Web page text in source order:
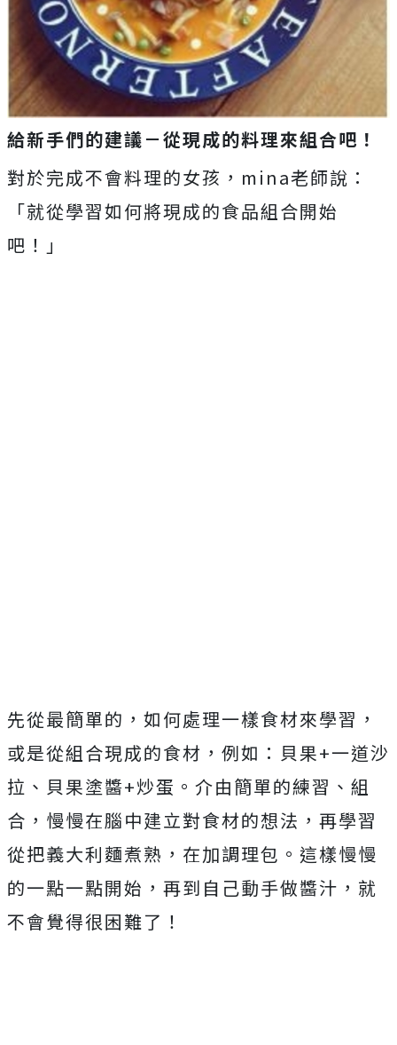
給新手們的建議－從現成的料理來組合吧！
對於完成不會料理的女孩，mina老師說：
「就從學習如何將現成的食品組合開始
吧！」
先從最簡單的，如何處理一樣食材來學習，
或是從組合現成的食材，例如：貝果+一道沙
拉、貝果塗醬+炒蛋。介由簡單的練習、組
合，慢慢在腦中建立對食材的想法，再學習
從把義大利麵煮熟，在加調理包。這樣慢慢
的一點一點開始，再到自己動手做醬汁，就
不會覺得很困難了！